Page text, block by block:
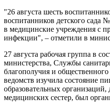
"26 августа шесть
воспитанников детского сада
в медицинские учреждения с
инфекции", – отметили в
27 августа рабочая группа в
министерства, Службы
благополучия и
ведомств изучила состояние
образовательных организаций,
медицинских сестер, был